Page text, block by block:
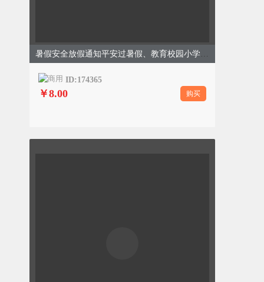
ID:174365
￥8.00 购买